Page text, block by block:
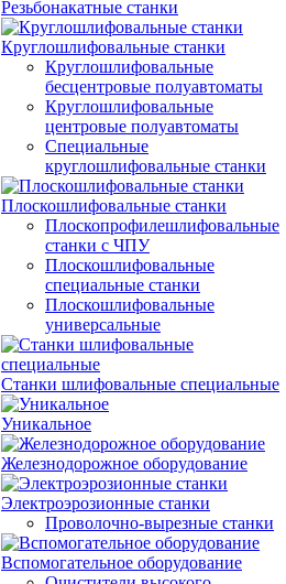
Резьбонакатные станки
Круглошлифовальные станки
Круглошлифовальные
бесцентровые полуавтоматы
Круглошлифовальные
центровые полуавтоматы
Специальные
круглошлифовальные станки
Плоскошлифовальные станки
Плоскопрофилешлифовальные
станки с ЧПУ
Плоскошлифовальные
специальные станки
Плоскошлифовальные
универсальные
Станки шлифовальные специальные
Уникальное
Железнодорожное оборудование
Электроэрозионные станки
Проволочно-вырезные станки
Вспомогательное оборудование